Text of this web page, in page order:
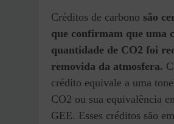
Créditos de carbono são
que confirmam que uma
quantidade de CO2 foi
removida da atmosfera.
crédito equivale a uma
CO2 ou sua equivalência
GEE. Esses créditos são